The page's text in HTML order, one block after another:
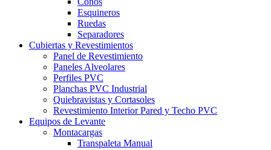
Esquineros
Ruedas
Separadores
Cubiertas y Revestimientos
Panel de Revestimiento
Paneles Alveolares
Perfiles PVC
Planchas PVC Industrial
Quiebravistas y Cortasoles
Revestimiento Interior Pared y Techo PVC
Equipos de Levante
Montacargas
Transpaleta Manual